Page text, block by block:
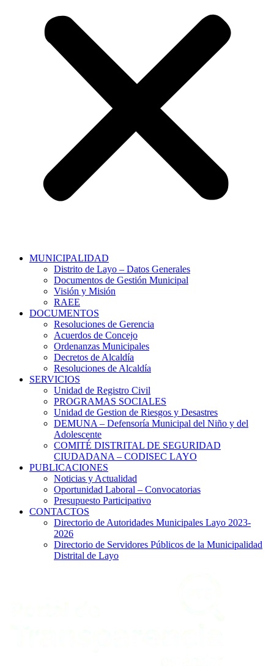
MUNICIPALIDAD
Distrito de Layo – Datos Generales
Documentos de Gestión Municipal
Visión y Misión
RAEE
DOCUMENTOS
Resoluciones de Gerencia
Acuerdos de Concejo
Ordenanzas Municipales
Decretos de Alcaldía
Resoluciones de Alcaldía
SERVICIOS
Unidad de Registro Civil
PROGRAMAS SOCIALES
Unidad de Gestion de Riesgos y Desastres
DEMUNA – Defensoría Municipal del Niño y del
Adolescente
COMITÉ DISTRITAL DE SEGURIDAD
CIUDADANA – CODISEC LAYO
PUBLICACIONES
Noticias y Actualidad
Oportunidad Laboral – Convocatorias
Presupuesto Participativo
CONTACTOS
Directorio de Autoridades Municipales Layo 2023-
2026
Directorio de Servidores Públicos de la Municipalidad
Distrital de Layo